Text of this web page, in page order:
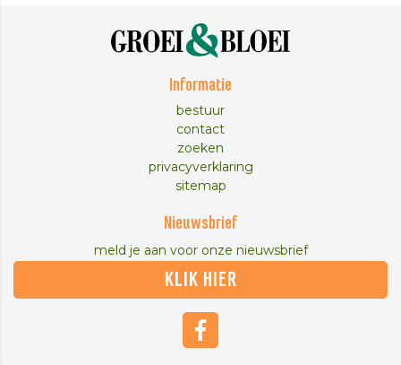
Informatie
bestuur
contact
zoeken
privacyverklaring
sitemap
Nieuwsbrief
meld je aan voor onze nieuwsbrief
KLIK HIER